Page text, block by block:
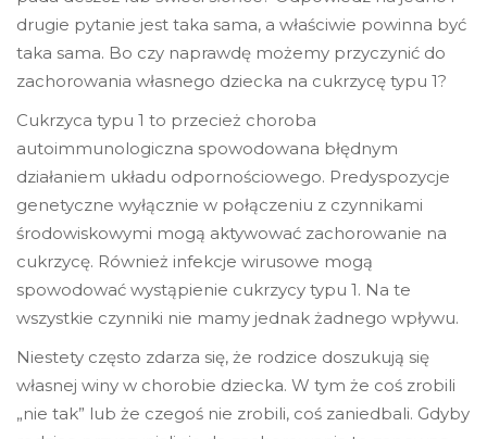
drugie pytanie jest taka sama, a właściwie powinna być
taka sama. Bo czy naprawdę możemy przyczynić do
zachorowania własnego dziecka na cukrzycę typu 1?
Cukrzyca typu 1 to przecież choroba
autoimmunologiczna spowodowana błędnym
działaniem układu odpornościowego. Predyspozycje
genetyczne wyłącznie w połączeniu z czynnikami
środowiskowymi mogą aktywować zachorowanie na
cukrzycę. Również infekcje wirusowe mogą
spowodować wystąpienie cukrzycy typu 1. Na te
wszystkie czynniki nie mamy jednak żadnego wpływu.
Niestety często zdarza się, że rodzice doszukują się
własnej winy w chorobie dziecka. W tym że coś zrobili
„nie tak” lub że czegoś nie zrobili, coś zaniedbali. Gdyby